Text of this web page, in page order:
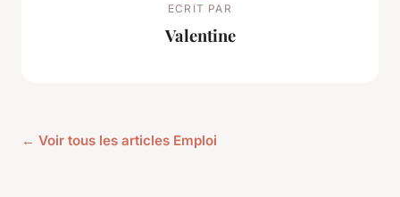
ECRIT PAR
Valentine
← Voir tous les articles Emploi